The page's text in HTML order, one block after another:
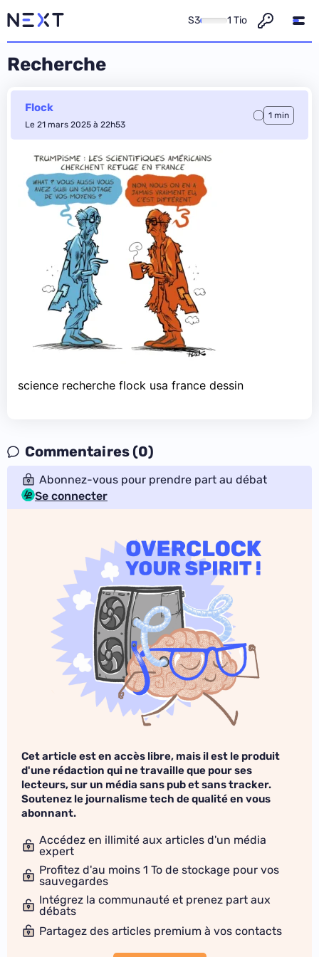
S3 1 Tio
Recherche
Flock
Le 21 mars 2025 à 22h53
1 min
science recherche flock usa france dessin
Commentaires (0)
Abonnez-vous pour prendre part au débat
Se connecter
Cet article est en accès libre, mais il est le produit
d'une rédaction qui ne travaille que pour ses
lecteurs, sur un média sans pub et sans tracker.
Soutenez le journalisme tech de qualité en vous
abonnant.
Accédez en illimité aux articles d'un média
expert
Profitez d'au moins 1 To de stockage pour vos
sauvegardes
Intégrez la communauté et prenez part aux
débats
Partagez des articles premium à vos contacts